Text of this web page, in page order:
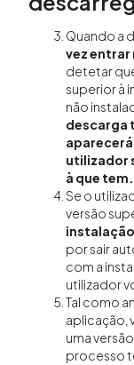
Quando a
vez entrar
detetar
superior à
não
descarga
utilizador
à que tem.
Se o
versão
instalação
por sair
com a
utilizador
Tal como
aplicação,
uma
processo